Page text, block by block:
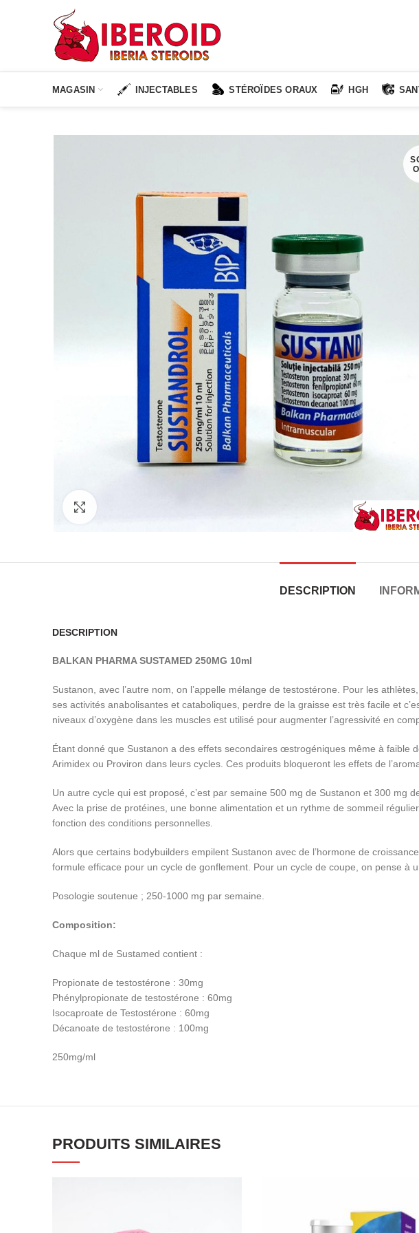
MAGASIN INJECTABLES STÉROÏDES ORAUX HGH
DESCRIPTION
DESCRIPTION
BALKAN PHARMA SUSTAMED 250MG 10ml
Sustanon, avec l’autre nom, on l’appelle mélange de testostérone. Pour les
ses activités anabolisantes et cataboliques, perdre de la graisse est très facile et
niveaux d’oxygène dans les muscles est utilisé pour augmenter l’agressivité en
Étant donné que Sustanon a des effets secondaires œstrogéniques même à
Arimidex ou Proviron dans leurs cycles. Ces produits bloqueront les effets de
Un autre cycle qui est proposé, c’est par semaine 500 mg de Sustanon et 300 mg
Avec la prise de protéines, une bonne alimentation et un rythme de sommeil
fonction des conditions personnelles.
Alors que certains bodybuilders empilent Sustanon avec de l’hormone de
formule efficace pour un cycle de gonflement. Pour un cycle de coupe, on pense
Posologie soutenue ; 250-1000 mg par semaine.
Composition:
Chaque ml de Sustamed contient :
Propionate de testostérone : 30mg
Phénylpropionate de testostérone : 60mg
Isocaproate de Testostérone : 60mg
Décanoate de testostérone : 100mg
250mg/ml
PRODUITS SIMILAIRES